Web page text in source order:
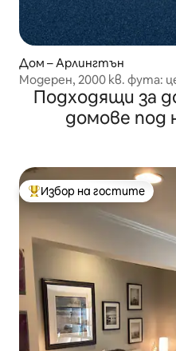
Дом – Арлингтън
Модерен, 2000 кв. фута:
Подходящи за
домове под
Най-популярен избор на
Избор на гостите